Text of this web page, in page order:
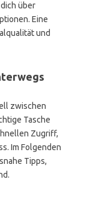
über
Eine
und
zwischen
Tasche
Zugriff,
Im Folgenden
Tipps,